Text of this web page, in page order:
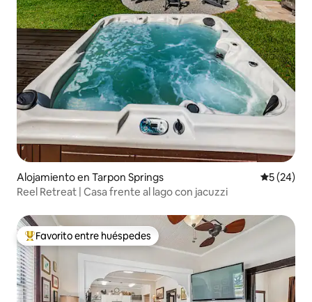
Alojamiento en Tarpon Springs
5 (24)
Reel Retreat | Casa frente al lago con jacuzzi
Favorito entre huéspedes preferido
Favorito entre huéspedes